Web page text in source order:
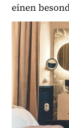
einen